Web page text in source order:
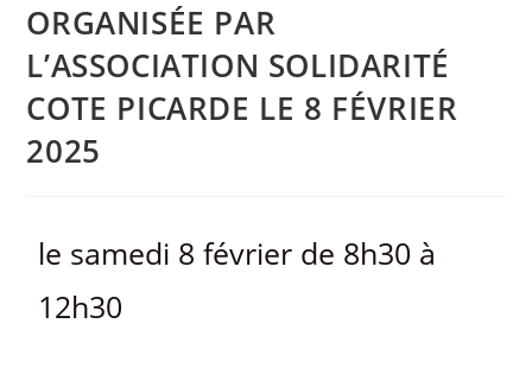
ORGANISÉE PAR
L’ASSOCIATION SOLIDARITÉ
COTE PICARDE LE 8 FÉVRIER
2025
le samedi 8 février de 8h30 à
12h30